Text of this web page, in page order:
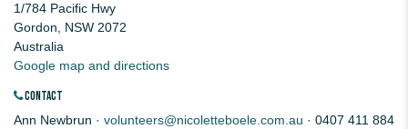
1/784 Pacific Hwy
Gordon, NSW 2072
Australia
Google map and directions
CONTACT
Ann Newbrun · volunteers@nicoletteboele.com.au · 0407 411 884